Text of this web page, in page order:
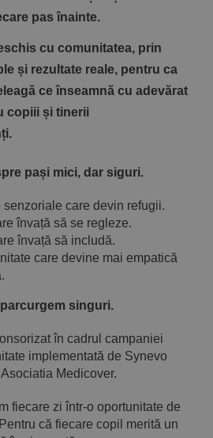
pas înainte.
cu comunitatea, prin
și rezultate reale, pentru ca
ce înseamnă cu adevărat
copiii și tinerii
pași mici, dar siguri.
senzoriale care devin refugii.
învață să se regleze.
învață să includă.
care devine mai empatică
singuri.
în cadrul campaniei
implementată de Synevo
Medicover.
fiecare zi într-o oportunitate de
că fiecare copil merită un